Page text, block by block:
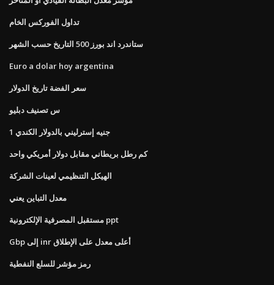
تداول الفوركس الخام
ستاندرد اند بورز 500 التاريخ حسب الشهر
Euro a dolar hoy argentina
سعر الفضة تاريخ الدولار
س تصنيف دبليو
1 جنيه إسترليني بالدولار الكندي
كم رطل بريطاني مقابل دولار أمريكي واحد
الهيكل التنظيمي لعينات الشركة
معدل التباين يعني
مستقبل المصرفية الإلكترونية ppt
Gbp إلى inr أعلى معدل على الإطلاق
رمز مؤشر للسلع النفطية